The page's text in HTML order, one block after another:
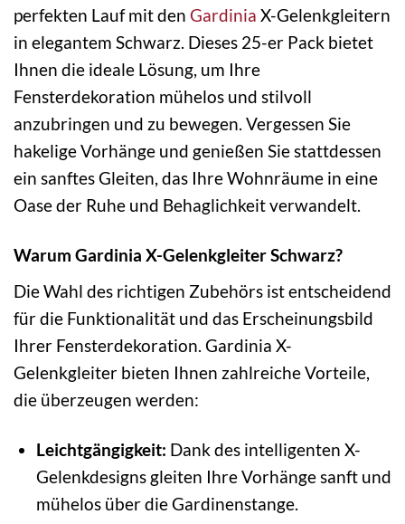
perfekten Lauf mit den Gardinia X-Gelenkgleitern
in elegantem Schwarz. Dieses 25-er Pack bietet
Ihnen die ideale Lösung, um Ihre
Fensterdekoration mühelos und stilvoll
anzubringen und zu bewegen. Vergessen Sie
hakelige Vorhänge und genießen Sie stattdessen
ein sanftes Gleiten, das Ihre Wohnräume in eine
Oase der Ruhe und Behaglichkeit verwandelt.
Warum Gardinia X-Gelenkgleiter Schwarz?
Die Wahl des richtigen Zubehörs ist entscheidend
für die Funktionalität und das Erscheinungsbild
Ihrer Fensterdekoration. Gardinia X-
Gelenkgleiter bieten Ihnen zahlreiche Vorteile,
die überzeugen werden:
Leichtgängigkeit: Dank des intelligenten X-
Gelenkdesigns gleiten Ihre Vorhänge sanft und
mühelos über die Gardinenstange.